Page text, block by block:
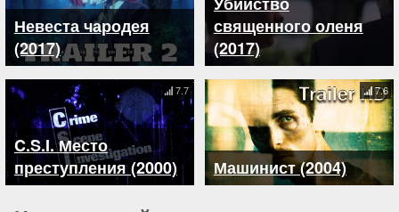
Невеста чародея
(2017)
священного оленя
(2017)
C.S.I. Место
преступления (2000)
7.7
Машинист (2004)
7.6